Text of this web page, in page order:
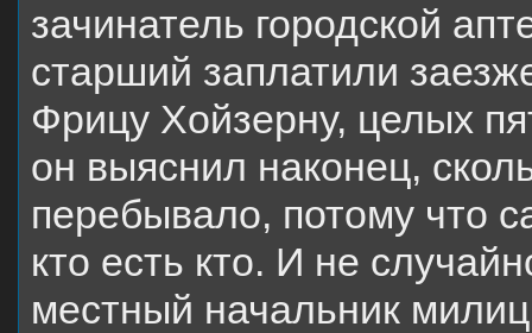
зачинатель городской
старший заплатили
Фрицу Хойзерну, целых
он выяснил наконец,
перебывало, потому что
кто есть кто. И не
местный начальник